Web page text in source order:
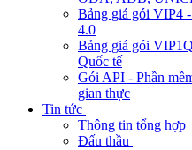
Bảng giá gói VIP4
4.0
Bảng giá gói
Quốc tế
Gói API - Phần
gian thực
Tin tức
Thông tin tổng hợp
Đấu thầu